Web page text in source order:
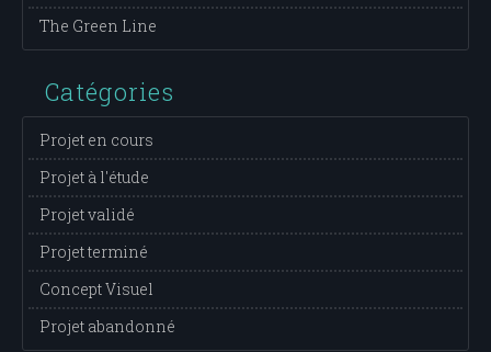
The Green Line
Catégories
Projet en cours
Projet à l'étude
Projet validé
Projet terminé
Concept Visuel
Projet abandonné